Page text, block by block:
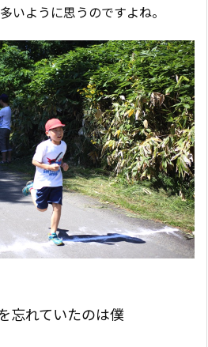
いように思うのですよね。
忘れていたのは僕